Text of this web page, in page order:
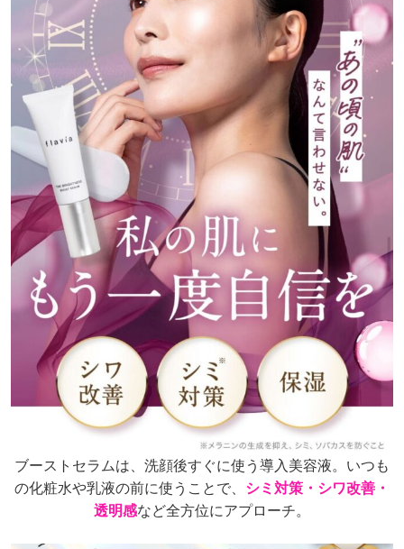
ブーストセラムは、洗顔後すぐに使う導入美容液。 いつも
の化粧水や乳液の前に使うことで、 シミ対策・シワ改善・
透明感など全方位にアプローチ。